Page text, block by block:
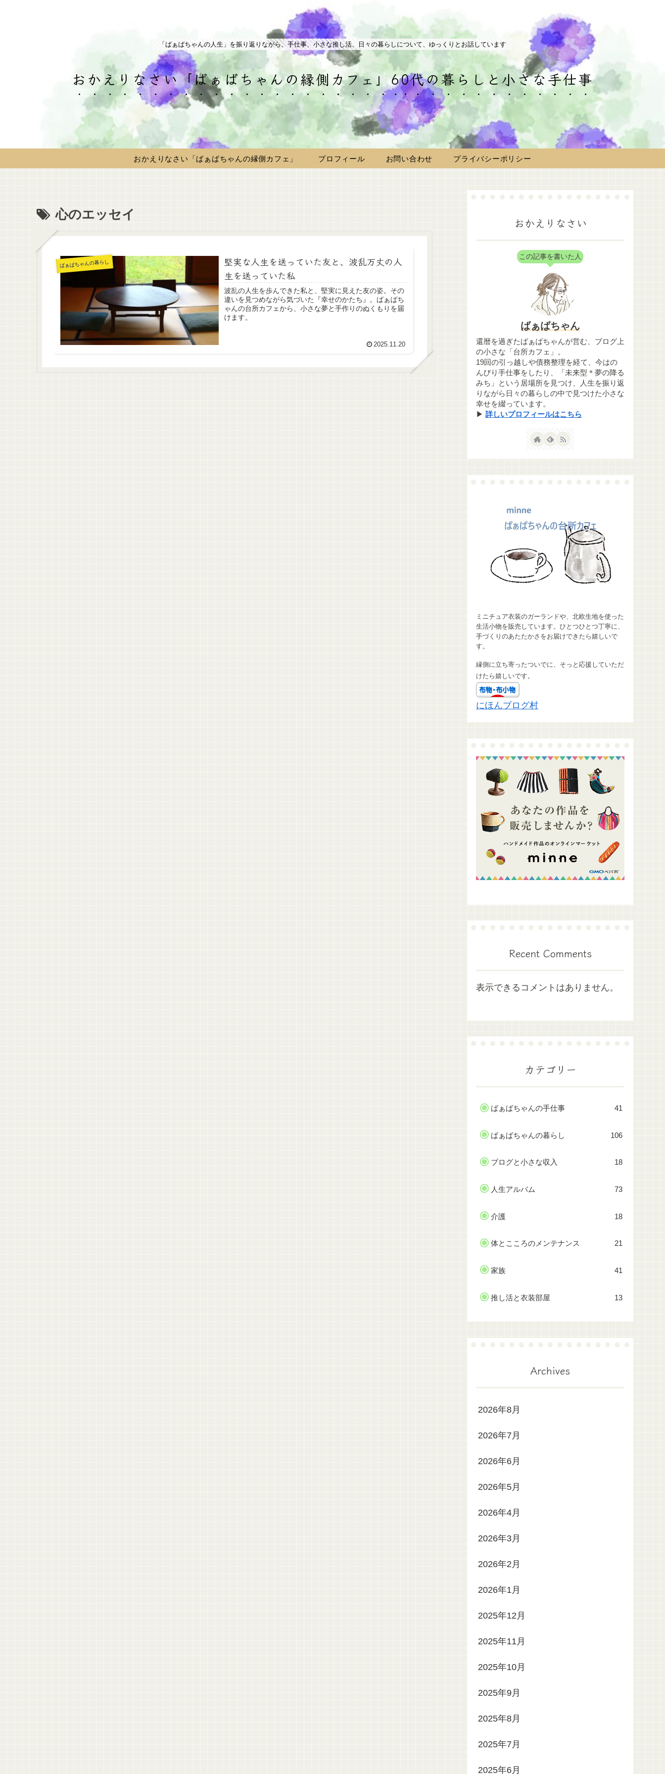
「ばぁばちゃんの人生」を振り返りながら、手仕事、小さな推し活、日々の暮らしについて、ゆっくりとお話しています
おかえりなさい「ばぁばちゃんの縁側カフェ」60代の暮らしと小さな手仕事
おかえりなさい「ばぁばちゃんの縁側カフェ」 プロフィール お問い合わせ プライバシーポリシー
心のエッセイ
ばぁばちゃんの暮らし
堅実な人生を送っていた友と、波乱万丈の人
生を送っていた私
波乱の人生を歩んできた私と、堅実に見えた友の姿。その
違いを見つめながら気づいた『幸せのかたち』。ばぁばち
ゃんの台所カフェから、小さな夢と手作りのぬくもりを届
けます。
2025.11.20
おかえりなさい
この記事を書いた人
ばぁばちゃん
還暦を過ぎたばぁばちゃんが営む、ブログ上
の小さな「台所カフェ」。
19回の引っ越しや債務整理を経て、今はの
んびり手仕事をしたり、「未来型＊夢の降る
みち」という居場所を見つけ、人生を振り返
りながら日々の暮らしの中で見つけた小さな
幸せを綴っています。
▶ 詳しいプロフィールはこちら
ミニチュア衣装のガーランドや、北欧生地を使った
生活小物を販売しています。ひとつひとつ丁寧に、
手づくりのあたたかさをお届けできたら嬉しいで
す。
縁側に立ち寄ったついでに、そっと応援していただ
けたら嬉しいです。
にほんブログ村
Recent Comments
表示できるコメントはありません。
カテゴリー
ばぁばちゃんの手仕事 41
ばぁばちゃんの暮らし 106
ブログと小さな収入 18
人生アルバム 73
介護 18
体とこころのメンテナンス 21
家族 41
推し活と衣装部屋 13
Archives
2026年8月
2026年7月
2026年6月
2026年5月
2026年4月
2026年3月
2026年2月
2026年1月
2025年12月
2025年11月
2025年10月
2025年9月
2025年8月
2025年7月
2025年6月